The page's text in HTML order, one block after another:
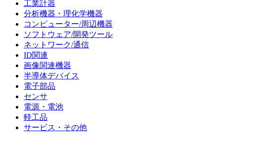
工業計器
分析機器・理化学機器
コンピューター/周辺機器
ソフトウェア/開発ツール
ネットワーク/通信
ID関連
画像関連機器
半導体デバイス
電子部品
センサ
電源・電池
軽工品
サービス・その他